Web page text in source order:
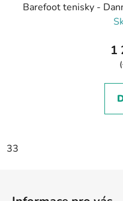
Barefoot tenisky -
1
33